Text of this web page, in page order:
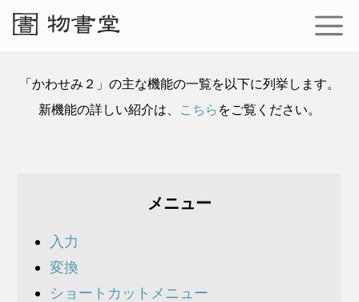
「かわせみ２」の主な機能の一覧を以下に列挙します。
新機能の詳しい紹介は、
こちら をご覧ください。
メニュー
入力
変換
ショートカットメニュー